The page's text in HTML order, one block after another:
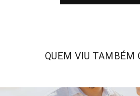
QUEM VIU TAMBÉM